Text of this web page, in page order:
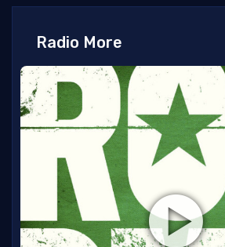
Radio More